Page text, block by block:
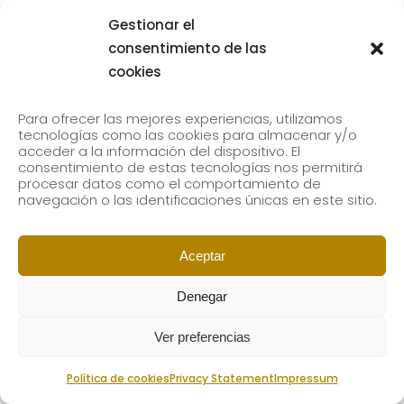
Gestionar el
consentimiento de las
cookies
Para ofrecer las mejores experiencias, utilizamos
tecnologías como las cookies para almacenar y/o
acceder a la información del dispositivo. El
consentimiento de estas tecnologías nos permitirá
procesar datos como el comportamiento de
navegación o las identificaciones únicas en este sitio.
Aceptar
Denegar
Ver preferencias
Política de cookiesPrivacy StatementImpressum